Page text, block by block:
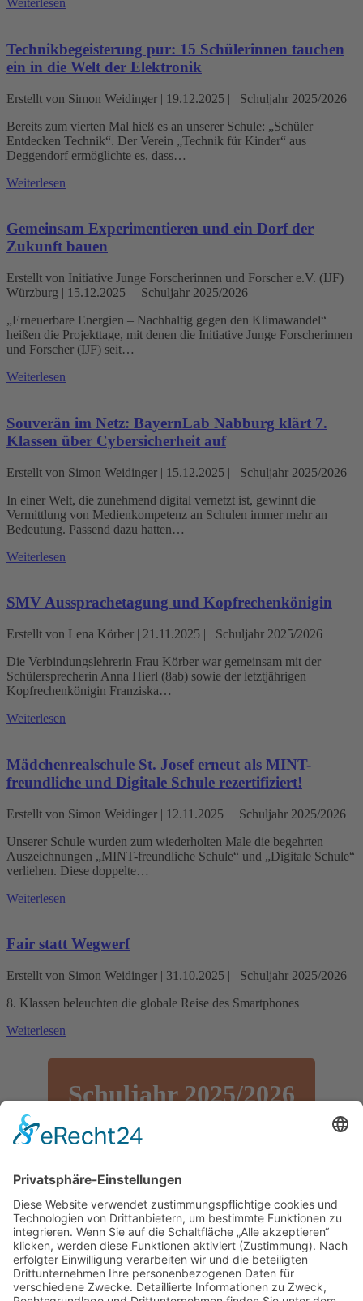
Weiterlesen
Technikbegeisterung pur: 15 Schülerinnen tauchen
ein in die Welt der Elektronik
Erstellt von Simon Weidinger | 19.12.2025 |
Schuljahr 2025/2026
Bereits zum vierten Mal hieß es an unserer Schule: „Schüler
Entdecken Technik“. Der Verein „Technik für Kinder“ aus
Deggendorf ermöglichte es, dass…
Weiterlesen
Gemeinsam Experimentieren und ein Dorf der
Zukunft bauen
Erstellt von Initiative Junge Forscherinnen und Forscher e.V. (IJF)
Würzburg | 15.12.2025 |
Schuljahr 2025/2026
„Erneuerbare Energien – Nachhaltig gegen den Klimawandel“
heißen die Projekttage, mit denen die Initiative Junge Forscherinnen
und Forscher (IJF) seit…
Weiterlesen
Souverän im Netz: BayernLab Nabburg klärt 7.
Klassen über Cybersicherheit auf
Erstellt von Simon Weidinger | 15.12.2025 |
Schuljahr 2025/2026
In einer Welt, die zunehmend digital vernetzt ist, gewinnt die
Vermittlung von Medienkompetenz an Schulen immer mehr an
Bedeutung. Passend dazu hatten…
Weiterlesen
SMV Aussprachetagung und Kopfrechenkönigin
Erstellt von Lena Körber | 21.11.2025 |
Schuljahr 2025/2026
Die Verbindungslehrerin Frau Körber war gemeinsam mit der
Schülersprecherin Anna Hierl (8ab) sowie der letztjährigen
Kopfrechenkönigin Franziska…
Weiterlesen
Mädchenrealschule St. Josef erneut als MINT-
freundliche und Digitale Schule rezertifiziert!
Erstellt von Simon Weidinger | 12.11.2025 |
Schuljahr 2025/2026
Unserer Schule wurden zum wiederholten Male die begehrten
Auszeichnungen „MINT-freundliche Schule“ und „Digitale Schule“
verliehen. Diese doppelte…
Weiterlesen
Fair statt Wegwerf
Erstellt von Simon Weidinger | 31.10.2025 |
Schuljahr 2025/2026
8. Klassen beleuchten die globale Reise des Smartphones
Weiterlesen
Schuljahr 2025/2026
Projekttage
Schulpastoral